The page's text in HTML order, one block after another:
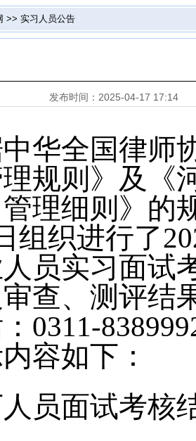
>> 实习人员公告
发布时间：2025-04-17 17:14
全国律师协
规则》及《
理细则》的
组织进行了
员实习面试
查、测评结
0311-
容如下：
面试考核